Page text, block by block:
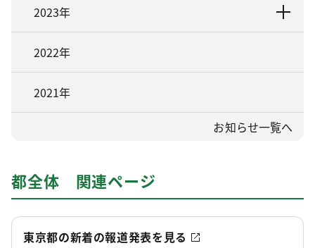
2023年
2022年
2021年
お知らせ一覧へ
都全体 関連ページ
東京都の新着の報道発表を見る